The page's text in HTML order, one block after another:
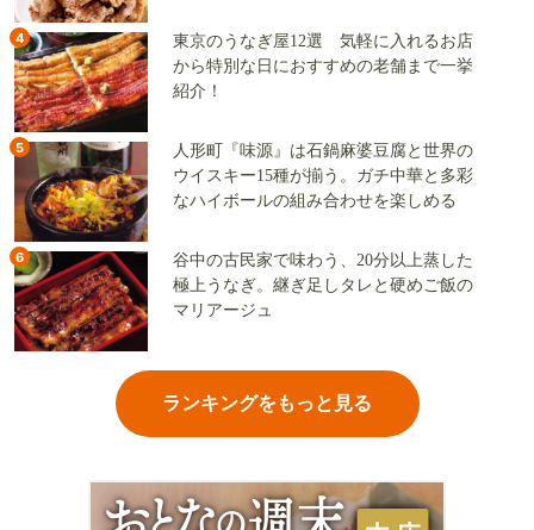
4
東京のうなぎ屋12選 気軽に入れるお店
から特別な日におすすめの老舗まで一挙
紹介！
5
人形町『味源』は石鍋麻婆豆腐と世界の
ウイスキー15種が揃う。ガチ中華と多彩
なハイボールの組み合わせを楽しめる
6
谷中の古民家で味わう、20分以上蒸した
極上うなぎ。継ぎ足しタレと硬めご飯の
マリアージュ
ランキングをもっと見る